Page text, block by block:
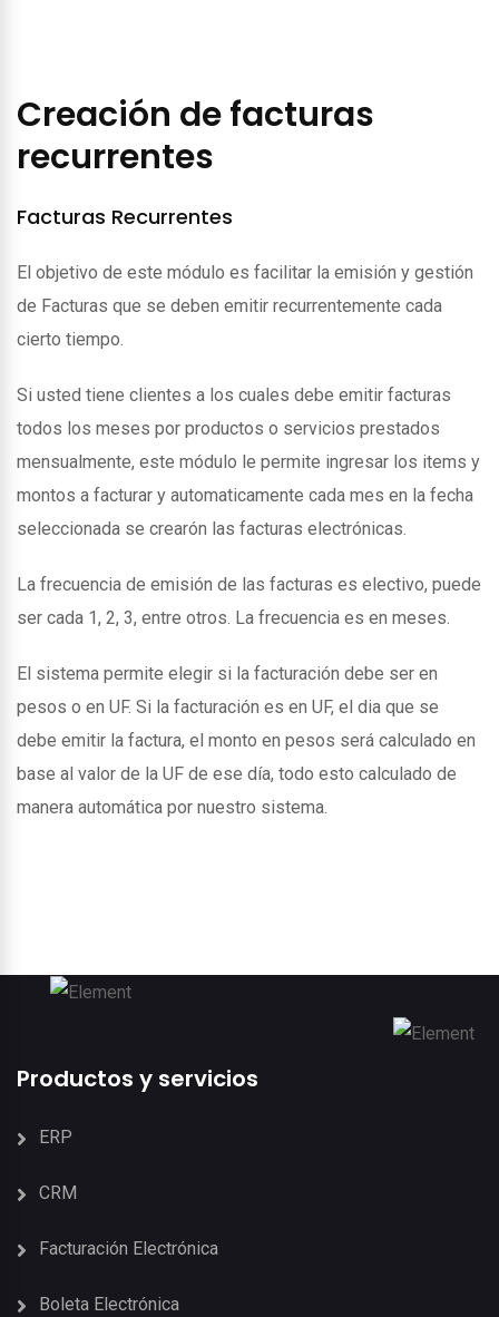
Creación de facturas
recurrentes
Facturas Recurrentes
El objetivo de este módulo es facilitar la emisión y gestión
de Facturas que se deben emitir recurrentemente cada
cierto tiempo.
Si usted tiene clientes a los cuales debe emitir facturas
todos los meses por productos o servicios prestados
mensualmente, este módulo le permite ingresar los items y
montos a facturar y automaticamente cada mes en la fecha
seleccionada se crearón las facturas electrónicas.
La frecuencia de emisión de las facturas es electivo, puede
ser cada 1, 2, 3, entre otros. La frecuencia es en meses.
El sistema permite elegir si la facturación debe ser en
pesos o en UF. Si la facturación es en UF, el dia que se
debe emitir la factura, el monto en pesos será calculado en
base al valor de la UF de ese día, todo esto calculado de
manera automática por nuestro sistema.
Productos y servicios
ERP
CRM
Facturación Electrónica
Boleta Electrónica